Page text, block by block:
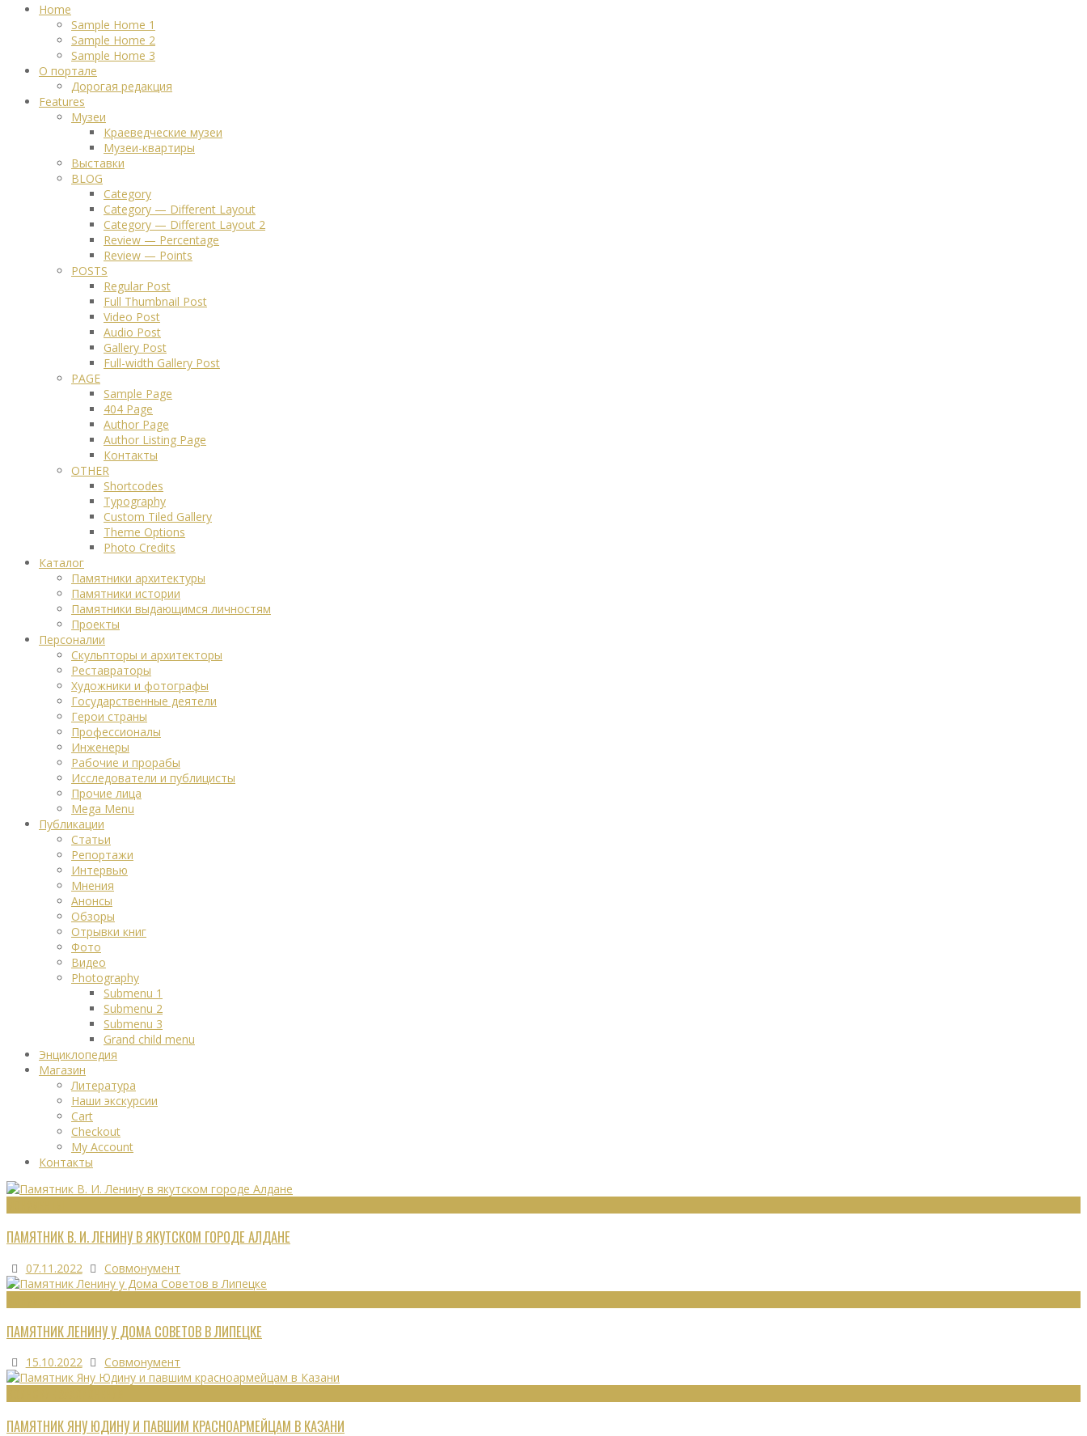
Home
Sample Home 1
Sample Home 2
Sample Home 3
О портале
Дорогая редакция
Features
Музеи
Краеведческие музеи
Музеи-квартиры
Выставки
BLOG
Category
Category — Different Layout
Category — Different Layout 2
Review — Percentage
Review — Points
POSTS
Regular Post
Full Thumbnail Post
Video Post
Audio Post
Gallery Post
Full-width Gallery Post
PAGE
Sample Page
404 Page
Author Page
Author Listing Page
Контакты
OTHER
Shortcodes
Typography
Custom Tiled Gallery
Theme Options
Photo Credits
Каталог
Памятники архитектуры
Памятники истории
Памятники выдающимся личностям
Проекты
Персоналии
Скульпторы и архитекторы
Реставраторы
Художники и фотографы
Государственные деятели
Герои страны
Профессионалы
Инженеры
Рабочие и прорабы
Исследователи и публицисты
Прочие лица
Mega Menu
Публикации
Статьи
Репортажи
Интервью
Мнения
Анонсы
Обзоры
Отрывки книг
Фото
Видео
Photography
Submenu 1
Submenu 2
Submenu 3
Grand child menu
Энциклопедия
Магазин
Литература
Наши экскурсии
Cart
Checkout
My Account
Контакты
ПАМЯТНИК В. И. ЛЕНИНУ В ЯКУТСКОМ ГОРОДЕ АЛДАНЕ
07.11.2022 Совмонумент
ПАМЯТНИК ЛЕНИНУ У ДОМА СОВЕТОВ В ЛИПЕЦКЕ
15.10.2022 Совмонумент
ПАМЯТНИК ЯНУ ЮДИНУ И ПАВШИМ КРАСНОАРМЕЙЦАМ В КАЗАНИ